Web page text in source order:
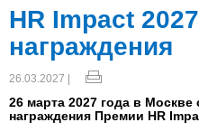
HR Impact
награждения
26.03.2027 |
26 марта 2027 года в Москве
награждения Премии HR